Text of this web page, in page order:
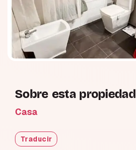
Sobre esta propiedad
Casa
Traducir